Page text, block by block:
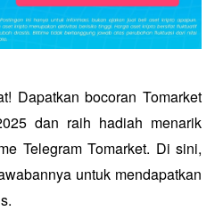
Dapatkan bocoran Tomarket
dan raih hadiah menarik
Telegram Tomarket. Di sini,
untuk mendapatkan